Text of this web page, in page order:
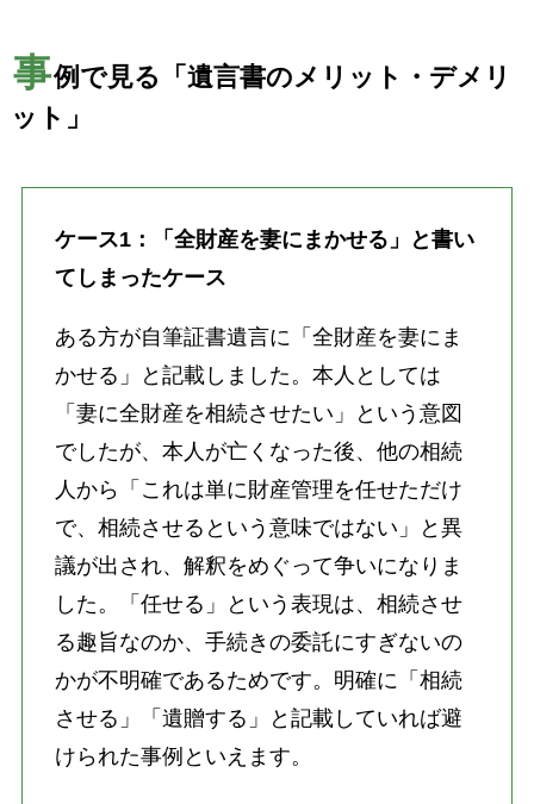
事例で見る「遺言書のメリット・デメリ
ット」
ケース1：「全財産を妻にまかせる」と書い
てしまったケース
ある方が自筆証書遺言に「全財産を妻にま
かせる」と記載しました。本人としては
「妻に全財産を相続させたい」という意図
でしたが、本人が亡くなった後、他の相続
人から「これは単に財産管理を任せただけ
で、相続させるという意味ではない」と異
議が出され、解釈をめぐって争いになりま
した。「任せる」という表現は、相続させ
る趣旨なのか、手続きの委託にすぎないの
かが不明確であるためです。明確に「相続
させる」「遺贈する」と記載していれば避
けられた事例といえます。